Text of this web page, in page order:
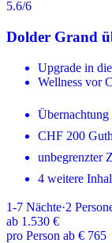
5.6/6
Dolder Grand
Upgrade in
Wellness vor
CHF 200
unbegrenzter
4 weitere
1-7 Nächte·2
ab 1.530 €
pro Person ab € 765